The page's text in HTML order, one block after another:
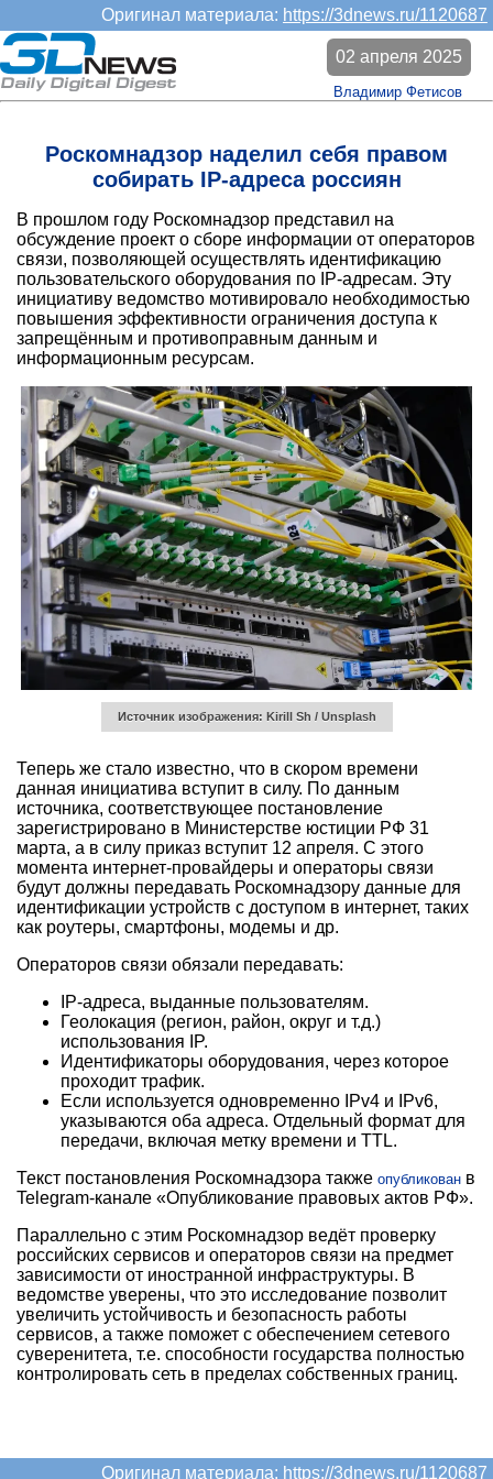
Оригинал материала: https://3dnews.ru/1120687
Роскомнадзор наделил себя правом
собирать IP-адреса россиян
02 апреля 2025
Владимир Фетисов
В прошлом году Роскомнадзор представил на
обсуждение проект о сборе информации от операторов
связи, позволяющей осуществлять идентификацию
пользовательского оборудования по IP-адресам. Эту
инициативу ведомство мотивировало необходимостью
повышения эффективности ограничения доступа к
запрещённым и противоправным данным и
информационным ресурсам.
Источник изображения: Kirill Sh / Unsplash
Теперь же стало известно, что в скором времени
данная инициатива вступит в силу. По данным
источника, соответствующее постановление
зарегистрировано в Министерстве юстиции РФ 31
марта, а в силу приказ вступит 12 апреля. С этого
момента интернет-провайдеры и операторы связи
будут должны передавать Роскомнадзору данные для
идентификации устройств с доступом в интернет, таких
как роутеры, смартфоны, модемы и др.
Операторов связи обязали передавать:
IP-адреса, выданные пользователям.
Геолокация (регион, район, округ и т.д.)
использования IP.
Идентификаторы оборудования, через которое
проходит трафик.
Если используется одновременно IPv4 и IPv6,
указываются оба адреса. Отдельный формат для
передачи, включая метку времени и TTL.
Текст постановления Роскомнадзора также опубликован в
Telegram-канале «Опубликование правовых актов РФ».
Параллельно с этим Роскомнадзор ведёт проверку
российских сервисов и операторов связи на предмет
зависимости от иностранной инфраструктуры. В
ведомстве уверены, что это исследование позволит
увеличить устойчивость и безопасность работы
сервисов, а также поможет с обеспечением сетевого
суверенитета, т.е. способности государства полностью
контролировать сеть в пределах собственных границ.
Оригинал материала: https://3dnews.ru/1120687